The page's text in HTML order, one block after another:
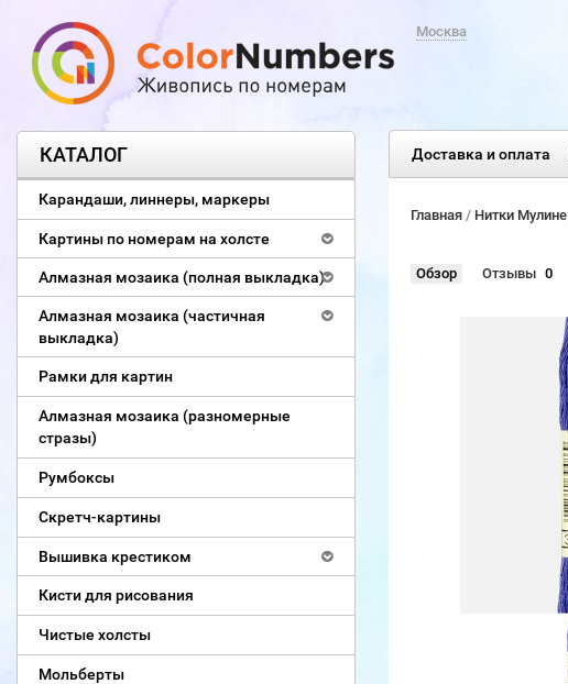
Москва
Доставка и оплата
КАТАЛОГ
Карандаши, линнеры, маркеры
Картины по номерам на холсте
Алмазная мозаика (полная выкладка)
Алмазная мозаика (частичная
выкладка)
Рамки для картин
Алмазная мозаика (разномерные
стразы)
Румбоксы
Скретч-картины
Вышивка крестиком
Кисти для рисования
Чистые холсты
Мольберты
Главная/ Нитки Мулине
Обзор Отзывы 0